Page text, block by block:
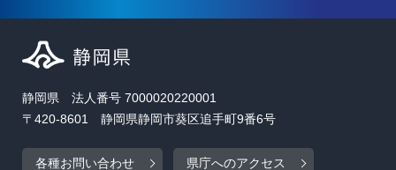
静岡県 法人番号 7000020220001
〒420-8601 静岡県静岡市葵区追手町9番6号
各種お問い合わせ 県庁へのアクセス